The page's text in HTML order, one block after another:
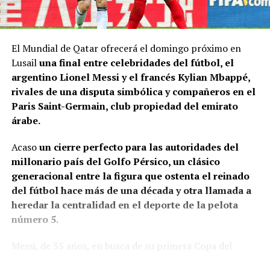
El Mundial de Qatar ofrecerá el domingo próximo en
Lusailuna final entre celebridades del fútbol, el
argentino Lionel Messi y el francés Kylian Mbappé,
rivales de una disputa simbólica y compañeros en el
Paris Saint-Germain, club propiedad del emirato
árabe.
Acasoun cierre perfecto para las autoridades del
millonario país del Golfo Pérsico, un clásico
generacional entre la figura que ostenta el reinado
del fútbol hace más de una década y otra llamada a
heredar la centralidad en el deporte de la pelota
número 5.